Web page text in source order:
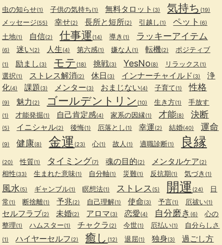
虫の知らせ(1) 子供の気持ち(1) 無料タロット (3) 気持ち (19)
メッセージ(55) 幸せ(2) 長所と短所(2) 引越し (1) ペット (6)
土地(1) 自信(2) 仕事運 (14) 導き (1) ラッキーアイテム
(6) 迷い(2) 人生(4) 第六感(1) 嫌な人 (1) 転機(2) ポジティブ
(1) 励まし (3) モテ (18) 挑戦(3) YesNo(8) リラックス (1)
選択(1) ストレス解消(2) 休日 (3) インナーチャイルド (3)
浄
化(4) 課題 (3) メンター(3) おまじない(4) 子育て(1) 性格
(9) 魅力 (2) ゴールデントリン (10) 生き方(1) 手放す
(1) 才能発掘(1) 自己肯定感(4) 家系の因縁(1) 才能(8) 決断
(5) イニシャル(2) 後悔(1) 厄落とし (1) 幸運(2) 結婚(40) 運命
(9) 健康(8) 金運 (23) 心(1) 故人 (1) 適職診断(1) 良縁
(20) 性質(1) タイミング(7) 魂の目的(2) メンタルケア(2)
相性(33) 生まれた意味(1) 自分軸(1) 災難(1) 反抗期(1) 気づき (1)
風水(5) ギャンブル(1) 瞑想法(1) ストレス (5) 開運 (24)
日
常 (1) 断捨離(1) 予兆(2) 自己理解(1) 使命(3) 予言(1) 厄祓い(1)
セルフラブ(2) 未婚(2) アロマ(3) 恋愛(4) 自分磨き (6)
心の
整理(1) ハムスター(1) チャクラ (2) 今世(1) 厄払い(1) 自分らしさ
(1) ハイヤーセルフ (2) 癒し (12) 退屈(1) 独身(3) 過ごし方